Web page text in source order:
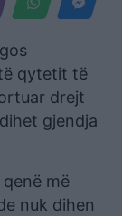
qytetit të
drejt
gjendja
më
nuk dihen